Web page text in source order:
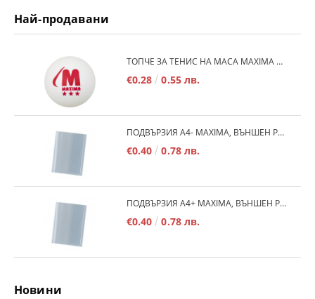
Най-продавани
TОПЧЕ ЗА ТЕНИС НА МАСА MAXIMA 40+, БЯЛО /20030101/
€0.28 0.55 лв.
ПОДВЪРЗИЯ A4- MAXIMA, ВЪНШЕН РАЗМЕР 530Х290 ММ, РЕГУЛИРУЕМА /150187/
€0.40 0.78 лв.
ПОДВЪРЗИЯ А4+ MAXIMA, ВЪНШЕН РАЗМЕР 540Х300 ММ, РЕГУЛИРУЕМА /150186/
€0.40 0.78 лв.
Новини